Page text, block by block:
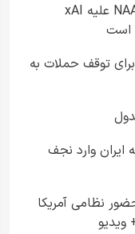
وزارت دادگستری آمریکا: شکایت NAACP علیه xAI
است
توقف حملات به
ایران وارد نجف
نظامی آمریکا
ویدیو